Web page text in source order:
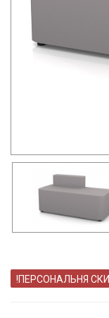
!ПЕРСОНАЛЬНЯ